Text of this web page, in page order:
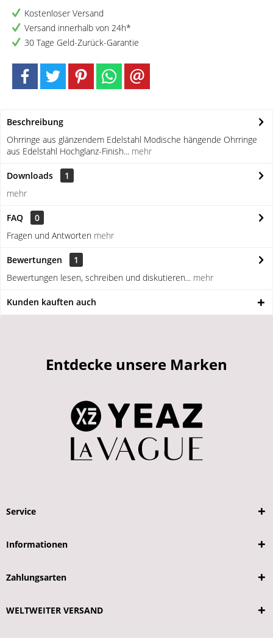
Kostenloser Versand
Versand innerhalb von 24h*
30 Tage Geld-Zurück-Garantie
Beschreibung
Ohrringe aus glänzendem Edelstahl Modische hängende Ohrringe
aus Edelstahl Hochglanz-Finish... mehr
Downloads
1
mehr
FAQ
0
Fragen und Antworten mehr
Bewertungen
1
Bewertungen lesen, schreiben und diskutieren... mehr
Kunden kauften auch
Entdecke unsere Marken
Service
Informationen
Zahlungsarten
WELTWEITER VERSAND